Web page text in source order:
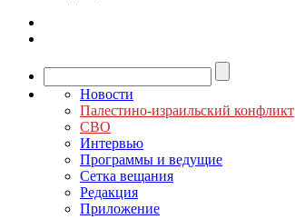
Новости
Палестино-израильский конфликт
СВО
Интервью
Программы и ведущие
Сетка вещания
Редакция
Приложение